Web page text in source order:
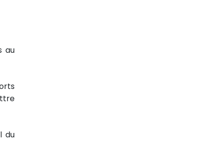
au
du